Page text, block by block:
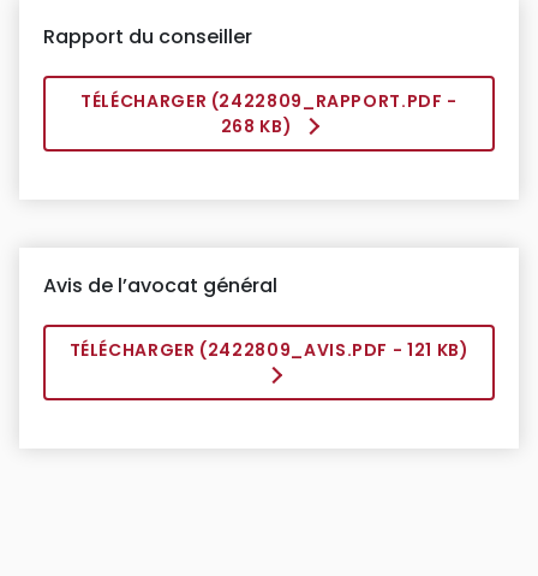
Rapport du conseiller
TÉLÉCHARGER (2422809_RAPPORT.PDF -
268 KB)
Avis de l’avocat général
TÉLÉCHARGER (2422809_AVIS.PDF - 121 KB)